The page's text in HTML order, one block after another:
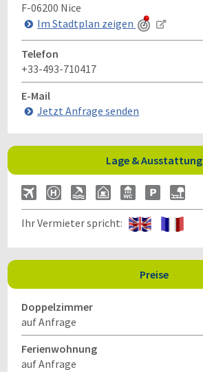
F-06200 Nice
Im Stadtplan zeigen
Telefon
+33-493-710417
E-Mail
Jetzt Anfrage senden
Lage & Ausstattung
Ihr Vermieter spricht:
Preise
Doppelzimmer
auf Anfrage
Ferienwohnung
auf Anfrage